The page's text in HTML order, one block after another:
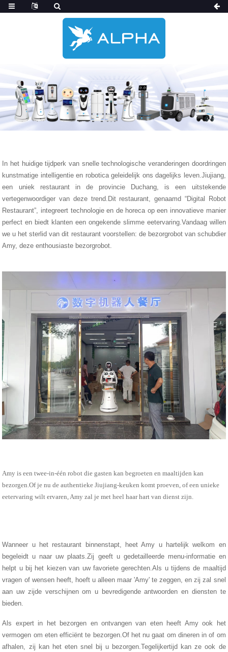
In het huidige tijdperk van snelle technologische veranderingen doordringen
kunstmatige intelligentie en robotica geleidelijk ons ​​dagelijks leven.Jiujiang,
een uniek restaurant in de provincie Duchang, is een uitstekende
vertegenwoordiger van deze trend.Dit restaurant, genaamd “Digital Robot
Restaurant”, integreert technologie en de horeca op een innovatieve manier
perfect en biedt klanten een ongekende slimme eetervaring.Vandaag willen
we u het sterlid van dit restaurant voorstellen: de bezorgrobot van schubdier
Amy, deze enthousiaste bezorgrobot.
Amy is een twee-in-één robot die gasten kan begroeten en maaltijden kan
bezorgen.Of je nu de authentieke Jiujiang-keuken komt proeven, of een unieke
eetervaring wilt ervaren, Amy zal je met heel haar hart van dienst zijn.
Wanneer u het restaurant binnenstapt, heet Amy u hartelijk welkom en
begeleidt u naar uw plaats.Zij geeft u gedetailleerde menu-informatie en
helpt u bij het kiezen van uw favoriete gerechten.Als u tijdens de maaltijd
vragen of wensen heeft, hoeft u alleen maar 'Amy' te zeggen, en zij zal snel
aan uw zijde verschijnen om u bevredigende antwoorden en diensten te
bieden.
Als expert in het bezorgen en ontvangen van eten heeft Amy ook het
vermogen om eten efficiënt te bezorgen.Of het nu gaat om dineren in of om
afhalen, zij kan het eten snel bij u bezorgen.Tegelijkertijd kan ze ook de